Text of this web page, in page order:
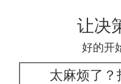
让决
好的开
太麻烦了